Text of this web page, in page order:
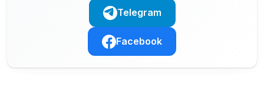
Telegram
Facebook